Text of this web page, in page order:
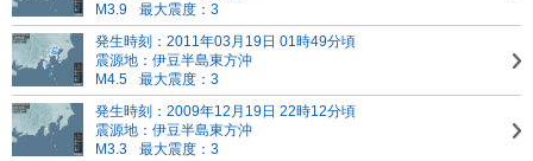
M3.9
最大震度：3
発生時刻：2011年03月19日 01時49分頃
震源地：伊豆半島東方沖
M4.5
最大震度：3
発生時刻：2009年12月19日 22時12分頃
震源地：伊豆半島東方沖
M3.3
最大震度：3